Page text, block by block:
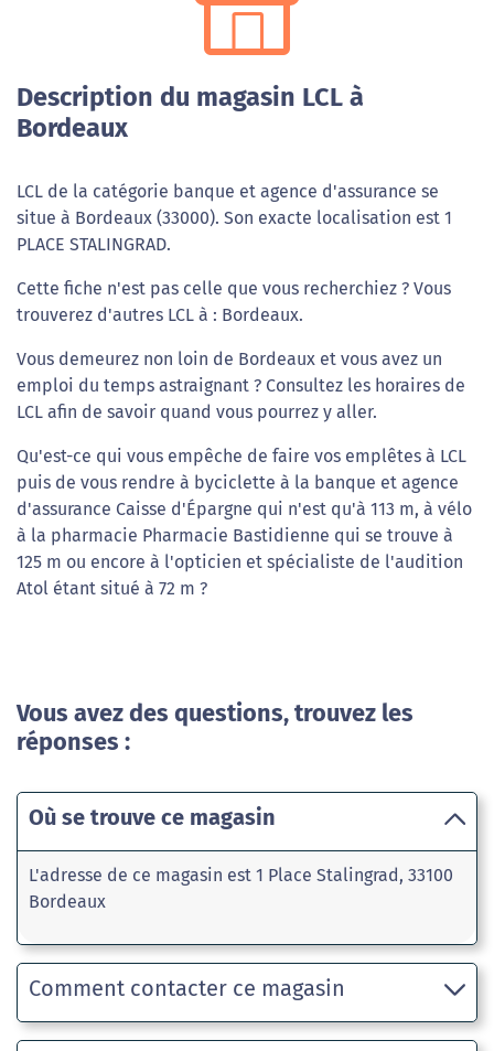
Description du magasin LCL à
Bordeaux
LCL de la catégorie banque et agence d'assurance se
situe à Bordeaux (33000). Son exacte localisation est 1
PLACE STALINGRAD.
Cette fiche n'est pas celle que vous recherchiez ? Vous
trouverez d'autres LCL à : Bordeaux.
Vous demeurez non loin de Bordeaux et vous avez un
emploi du temps astraignant ? Consultez les horaires de
LCL afin de savoir quand vous pourrez y aller.
Qu'est-ce qui vous empêche de faire vos emplêtes à LCL
puis de vous rendre à byciclette à la banque et agence
d'assurance Caisse d'Épargne qui n'est qu'à 113 m, à vélo
à la pharmacie Pharmacie Bastidienne qui se trouve à
125 m ou encore à l'opticien et spécialiste de l'audition
Atol étant situé à 72 m ?
Vous avez des questions, trouvez les
réponses :
Où se trouve ce magasin
L'adresse de ce magasin est 1 Place Stalingrad, 33100
Bordeaux
Comment contacter ce magasin